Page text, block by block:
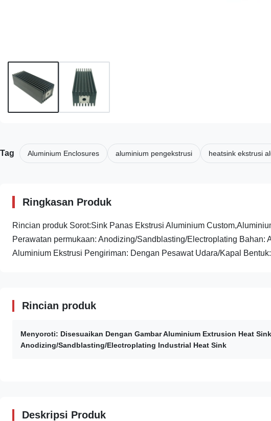
Tag Aluminium Enclosures aluminium pengekstrusi heatsink ekstrusi
Ringkasan Produk
Rincian produk Sorot:Sink Panas Ekstrusi Aluminium
Perawatan permukaan: Anodizing/Sandblasting/Electroplating Bahan:
Aluminium Ekstrusi Pengiriman: Dengan Pesawat Udara/Kapal
Rincian produk
Menyoroti: Disesuaikan Dengan Gambar Aluminium Extrusion Heat Sink
Anodizing/Sandblasting/Electroplating Industrial Heat Sink
Deskripsi Produk